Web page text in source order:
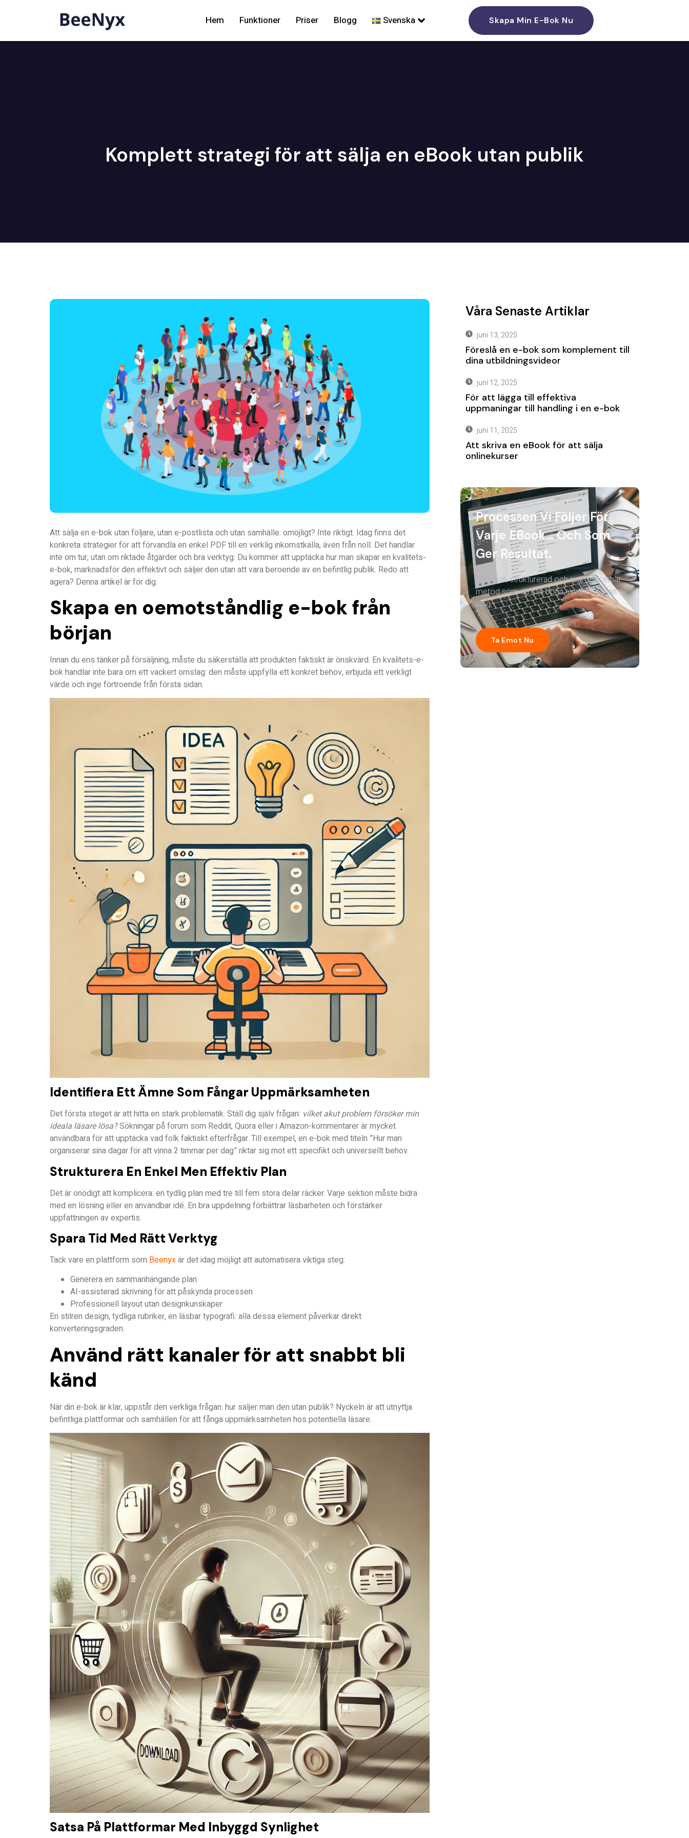
Hem Funktioner Priser Blogg Svenska Skapa Min E-Bok Nu
Komplett strategi för att sälja en eBook utan publik
Att sälja en e-bok utan följare, utan e-postlista och utan samhälle: omöjligt? Inte riktigt. Idag finns det
konkreta strategier för att förvandla en enkel PDF till en verklig inkomstkälla, även från noll. Det handlar
inte om tur, utan om riktade åtgärder och bra verktyg. Du kommer att upptäcka hur man skapar en kvalitets-
e-bok, marknadsför den effektivt och säljer den utan att vara beroende av en befintlig publik. Redo att
agera? Denna artikel är för dig.
Skapa en oemotståndlig e-bok från
början
Innan du ens tänker på försäljning, måste du säkerställa att produkten faktiskt är önskvärd. En kvalitets-e-
bok handlar inte bara om ett vackert omslag: den måste uppfylla ett konkret behov, erbjuda ett verkligt
värde och inge förtroende från första sidan.
Identifiera Ett Ämne Som Fångar Uppmärksamheten
Det första steget är att hitta en stark problematik. Ställ dig själv frågan: vilket akut problem försöker min
ideala läsare lösa?Sökningar på forum som Reddit, Quora eller i Amazon-kommentarer är mycket
användbara för att upptäcka vad folk faktiskt efterfrågar. Till exempel, en e-bok med titeln ”Hur man
organiserar sina dagar för att vinna 2 timmar per dag” riktar sig mot ett specifikt och universellt behov.
Strukturera En Enkel Men Effektiv Plan
Det är onödigt att komplicera: en tydlig plan med tre till fem stora delar räcker. Varje sektion måste bidra
med en lösning eller en användbar idé. En bra uppdelning förbättrar läsbarheten och förstärker
uppfattningen av expertis.
Spara Tid Med Rätt Verktyg
Tack vare en plattform som Beenyxär det idag möjligt att automatisera viktiga steg:
Generera en sammanhängande plan
AI-assisterad skrivning för att påskynda processen
Professionell layout utan designkunskaper
En stilren design, tydliga rubriker, en läsbar typografi: alla dessa element påverkar direkt
konverteringsgraden.
Använd rätt kanaler för att snabbt bli
känd
När din e-bok är klar, uppstår den verkliga frågan: hur säljer man den utan publik? Nyckeln är att utnyttja
befintliga plattformar och samhällen för att fånga uppmärksamheten hos potentiella läsare.
Satsa På Plattformar Med Inbyggd Synlighet
Våra Senaste Artiklar
juni 13, 2025
Föreslå en e-bok som komplement till
dina utbildningsvideor
juni 12, 2025
För att lägga till effektiva
uppmaningar till handling i en e-bok
juni 11, 2025
Att skriva en eBook för att sälja
onlinekurser
Processen Vi Följer För
Varje EBook… Och Som
Ger Resultat.
En enkel, strukturerad och reproducerbar
metod som du kan börja använda redan
idag.
Ta Emot Nu